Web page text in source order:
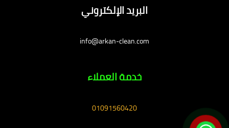
البريد الإلكتروني
info@arkan-clean.com
خدمة العملاء
01091560420